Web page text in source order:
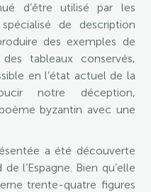
d’être utilisé par les
de description
des exemples de
tableaux conservés,
en l’état actuel de la
notre déception,
byzantin avec une
a été découverte
l’Espagne. Bien qu’elle
trente-quatre figures